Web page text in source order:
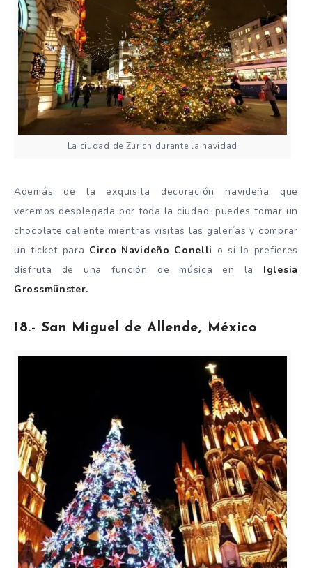
La ciudad de Zurich durante la navidad
Además de la exquisita decoración navideña que
veremos desplegada por toda la ciudad, puedes tomar un
chocolate caliente mientras visitas las galerías y comprar
un ticket para Circo Navideño Conelli o si lo prefieres
disfruta de una función de música en la Iglesia
Grossmünster.
18.- San Miguel de Allende, México